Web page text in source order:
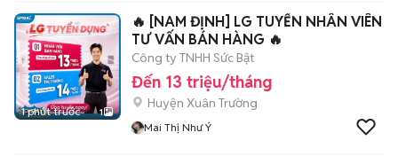
1 phút trước 1
🔥 [NAM ĐỊNH] LG TUYỂN NHÂN VIÊN
TƯ VẤN BÁN HÀNG 🔥
Công ty TNHH Sức Bật
Đến 13 triệu/tháng
Huyện Xuân Trường
Mai Thị Như Ý